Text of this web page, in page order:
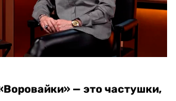
— это частушки,